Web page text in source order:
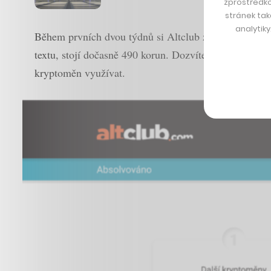
Během prvních dvou týdnů si Altclub získal stovky
textu, stojí dočasně 490 korun. Dozvíte se v něm,
kryptoměn využívat.
stránek